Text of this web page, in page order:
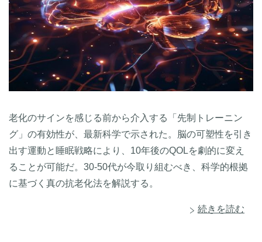
老化のサインを感じる前から介入する「先制トレーニン
グ」の有効性が、最新科学で示された。脳の可塑性を引き
出す運動と睡眠戦略により、10年後のQOLを劇的に変え
ることが可能だ。30-50代が今取り組むべき、科学的根拠
に基づく真の抗老化法を解説する。
続きを読む